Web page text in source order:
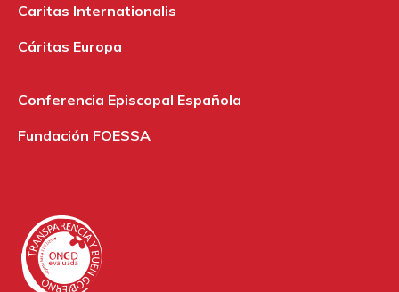
Caritas Internationalis
Cáritas Europa
Conferencia Episcopal Española
Fundación FOESSA